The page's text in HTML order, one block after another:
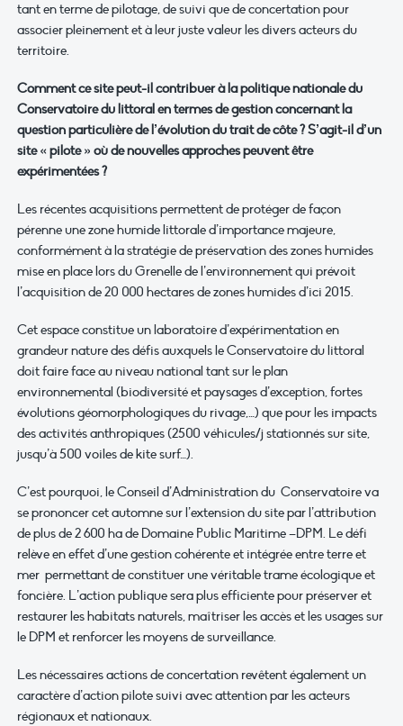
tant en terme de pilotage, de suivi que de concertation pour
associer pleinement et à leur juste valeur les divers acteurs du
territoire.
Comment ce site peut-il contribuerà la politique nationale du
Conservatoire du littoral en termes de gestion concernant la
question particulière de l’évolution du trait de côte? S’agit-il d’un
site « pilote » où de nouvellesapproches peuventêtre
expérimentées ?
Les récentes acquisitions permettent de protéger de façon
pérenne une zone humide littorale d’importance majeure,
conformément à la stratégie de préservation des zones humides
mise en place lors du Grenelle de l’environnement qui prévoit
l’acquisition de 20 000 hectares de zones humides d’ici 2015.
Cet espace constitue un laboratoire d’expérimentation en
grandeur nature des défis auxquels le Conservatoire du littoral
doit faire face au niveau national tant sur le plan
environnemental (biodiversité et paysages d’exception, fortes
évolutions géomorphologiques du rivage,…) que pour les impacts
des activités anthropiques (2500 véhicules/j stationnés sur site,
jusqu’à 500 voiles de kite surf…).
C’est pourquoi, le Conseil d’Administration du Conservatoire va
se prononcer cet automne sur l’extension du site par l’attribution
de plus de 2 600 ha de Domaine Public Maritime –DPM. Le défi
relève en effet d’une gestion cohérente et intégrée entre terre et
mer permettant de constituer une véritable trame écologique et
foncière. L’action publique sera plus efficiente pour préserver et
restaurer les habitats naturels, maîtriser les accès et les usages sur
le DPM et renforcer les moyens de surveillance.
Les nécessaires actions de concertation revêtent également un
caractère d’action pilote suivi avec attention par les acteurs
régionaux et nationaux.